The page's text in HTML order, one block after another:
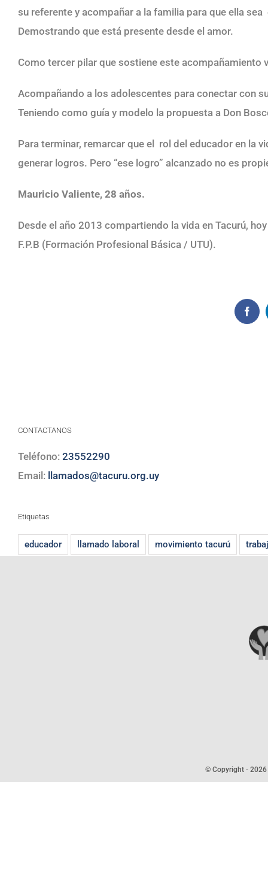
su referente y acompañar a la familia para que ella
Demostrando que está presente desde el amor.
Como tercer pilar que sostiene este acompañamiento
Acompañando a los adolescentes para conectar con
Teniendo como guía y modelo la propuesta a Don
Para terminar, remarcar que el rol del educador en la
generar logros. Pero “ese logro” alcanzado no es
Mauricio Valiente, 28 años.
Desde el año 2013 compartiendo la vida en Tacurú,
F.P.B (Formación Profesional Básica / UTU).
CONTACTANOS
Teléfono: 23552290
Email: llamados@tacuru.org.uy
Etiquetas
educador llamado laboral movimiento tacurú
© Copyright -